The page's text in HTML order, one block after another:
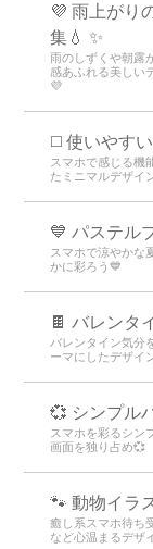
💜 雨上がり
集💧 ✨
雨のしずくや朝露
感あふれる美しい
💜
◻️ 使いやす
スマホで感じる機
たミニマルデザイ
💙 パステル
スマホで涼やかな
かに彩ろう💙
🍫 バレンタ
バレンタイン気分
ーマにしたデザイ
💞 シンプル
スマホを彩るシン
画面を独り占め💞
🐾 動物イラ
癒し系スマホ待ち
など心温まるデザ